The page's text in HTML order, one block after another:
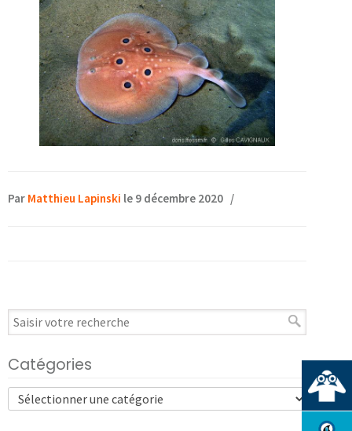
Par Matthieu Lapinski le 9 décembre 2020 /
Catégories